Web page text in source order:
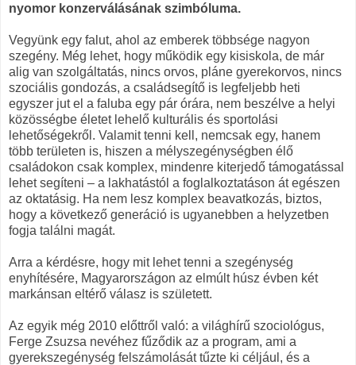
nyomor konzerválásának szimbóluma.
Vegyünk egy falut, ahol az emberek többsége nagyon
szegény. Még lehet, hogy működik egy kisiskola, de már
alig van szolgáltatás, nincs orvos, pláne gyerekorvos, nincs
szociális gondozás, a családsegítő is legfeljebb heti
egyszer jut el a faluba egy pár órára, nem beszélve a helyi
közösségbe életet lehelő kulturális és sportolási
lehetőségekről. Valamit tenni kell, nemcsak egy, hanem
több területen is, hiszen a mélyszegénységben élő
családokon csak komplex, mindenre kiterjedő támogatással
lehet segíteni – a lakhatástól a foglalkoztatáson át egészen
az oktatásig. Ha nem lesz komplex beavatkozás, biztos,
hogy a következő generáció is ugyanebben a helyzetben
fogja találni magát.
Arra a kérdésre, hogy mit lehet tenni a szegénység
enyhítésére, Magyarországon az elmúlt húsz évben két
markánsan eltérő válasz is született.
Az egyik még 2010 előttről való: a világhírű szociológus,
Ferge Zsuzsa nevéhez fűződik az a program, ami a
gyerekszegénység felszámolását tűzte ki céljául, és a